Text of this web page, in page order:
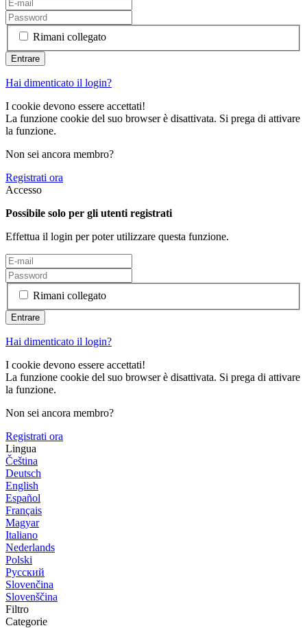
Rimani collegato
Hai dimenticato il login?
I cookie devono essere accettati!
La funzione cookie del suo browser è disattivata. Si prega di attivare
la funzione.
Non sei ancora membro?
Registrati ora
Accesso
Possibile solo per gli utenti registrati
Effettua il login per poter utilizzare questa funzione.
Rimani collegato
Hai dimenticato il login?
I cookie devono essere accettati!
La funzione cookie del suo browser è disattivata. Si prega di attivare
la funzione.
Non sei ancora membro?
Registrati ora
Lingua
Čeština
Deutsch
English
Español
Français
Magyar
Italiano
Nederlands
Polski
Русский
Slovenčina
Slovenščina
Filtro
Categorie